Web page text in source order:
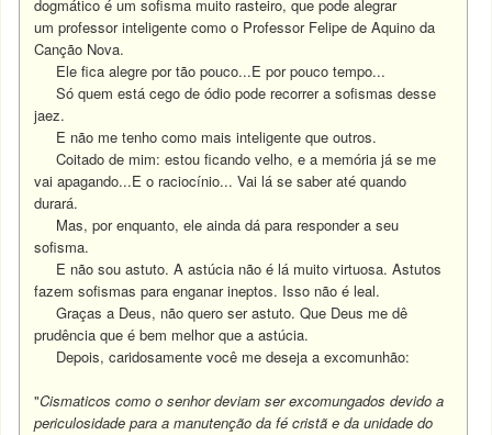
dogmático é um sofisma muito rasteiro, que pode alegrar
um professor inteligente como o Professor Felipe de Aquino da
Canção Nova.
Ele fica alegre por tão pouco...E por pouco tempo...
Só quem está cego de ódio pode recorrer a sofismas desse
jaez.
E não me tenho como mais inteligente que outros.
Coitado de mim: estou ficando velho, e a memória já se me
vai apagando...E o raciocínio... Vai lá se saber até quando
durará.
Mas, por enquanto, ele ainda dá para responder a seu
sofisma.
E não sou astuto. A astúcia não é lá muito virtuosa.Astutos
fazem sofismas para enganar ineptos. Isso não é leal.
Graças a Deus, não quero ser astuto. Que Deus me dê
prudência que é bem melhor que a astúcia.
Depois, caridosamente você me deseja a excomunhão:
"Cismaticos como o senhor deviam ser excomungados devido a
periculosidade para a manutenção da fé cristã e da unidade do